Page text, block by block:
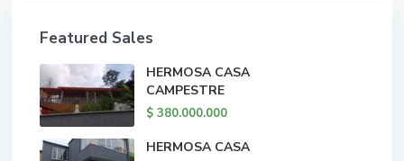
Featured Sales
HERMOSA CASA
CAMPESTRE
$ 380.000.000
HERMOSA CASA